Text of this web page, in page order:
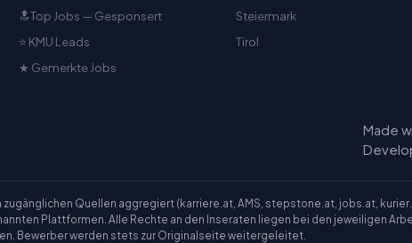
🔝Top Jobs — Gesponsert
⭐ KMU Leads
★ Gemerkte Jobs
Steiermark
Tirol
Made
Quellen aggregiert (karriere.at, AMS, stepstone.at, jobs.at,
Plattformen. Alle Rechte an den Inseraten liegen bei den jeweiligen
Bewerber werden stets zur Originalseite weitergeleitet.